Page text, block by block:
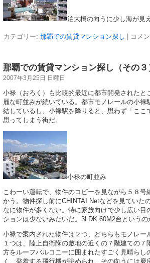
泊大橋の向うに少し海が見
カテゴリー: 那覇での賃貸マンション探し コメ
那覇での賃貸マンション探し（その３
2007年3月25日 日曜日
小禄（おろく）も比較的最近に都市開発されたと
麗な町並みが続いている。都市モノレールの小禄
結しているし、小禄駅を降りると、思わず「ここ
思ってしまう街だ。
小禄の町並み
こわーい運転で、物件のコピーを見ながら５８号
かう。物件探し前にCHINTAI Netなどを見ていた
なに物件が多くない。特に家族向けで少し広い目
ションは少ないみたいだ。3LDK 60M2台という
小禄で案内された物件は２つ、どちらもモノレー
１つは、陸上自衛隊の敷地の近くの７階建ての７
方をルーフバルコニーに囲まれたすごく見晴らし
く、発着する飛行機が眺められ、その向うには慶